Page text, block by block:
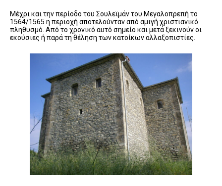
Μέχρι και την περίοδο του Σουλεϊμάν του Μεγαλοπρεπή το
1564/1565 η περιοχή αποτελούνταν από αμιγή χριστιανικό
πληθυσμό. Από το χρονικό αυτό σημείο και μετά ξεκινούν οι
εκούσιες ή παρά τη θέληση των κατοίκων αλλαξοπιστίες.